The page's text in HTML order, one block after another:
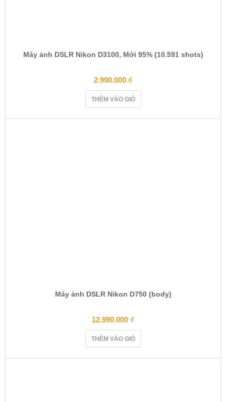
Máy ảnh DSLR Nikon D3100, Mới 95% (10.591 shots)
2.990.000 ₫
THÊM VÀO GIỎ
Máy ảnh DSLR Nikon D750 (body)
12.990.000 ₫
THÊM VÀO GIỎ